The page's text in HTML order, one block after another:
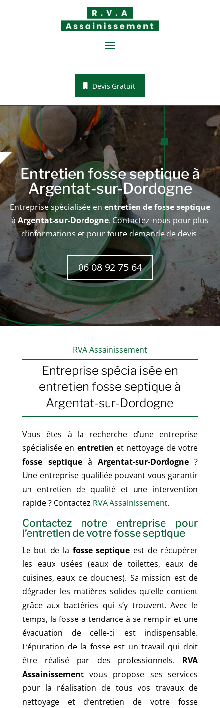
Devis Gratuit
Entretien fosse septique à
Argentat-sur-Dordogne
Entreprise spécialisée en entretien de fosse septique
àArgentat-sur-Dordogne. Contactez-nous pour plus
d’informations et pour toute demande de devis.
06 08 92 75 64
RVA Assainissement
Entreprise spécialisée en
entretien fosse septique à
Argentat-sur-Dordogne
Vous êtes à la recherche d’une entreprise
spécialisée en entretien et nettoyage de votre
fosse septiqueàArgentat-sur-Dordogne ?
Une entreprise qualifiée pouvant vous garantir
un entretien de qualité et une intervention
rapide ? Contactez RVA Assainissement.
Contactez notre entreprise pour
l’entretien de votre fosse septique
Le but de la fosse septique est de récupérer
les eaux usées (eaux de toilettes, eaux de
cuisines, eaux de douches). Sa mission est de
dégrader les matières solides qu’elle contient
grâce aux bactéries qui s’y trouvent. Avec le
temps, la fosse a tendance à se remplir et une
évacuation de celle-ci est indispensable.
L’épuration de la fosse est un travail qui doit
être réalisé par des professionnels. RVA
Assainissementvous propose ses services
pour la réalisation de tous vos travaux de
nettoyage et d’entretien de votre fosse